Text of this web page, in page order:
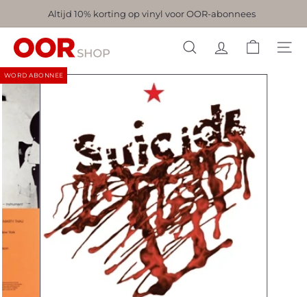
inhoud
gaan
Pauzeer
Altijd 10% korting op vinyl voor OOR-abonnees
O
O
h
p
WORD ABONNEE
ZOEKEN